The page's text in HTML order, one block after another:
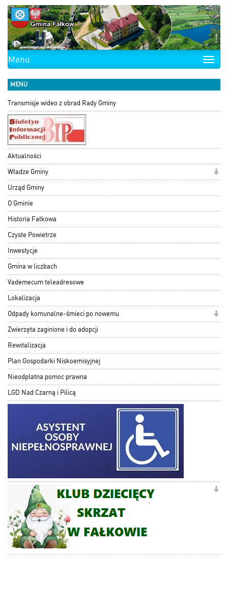
Toggle
Menu
MENU
Transmisje wideo z obrad Rady Gminy
Aktualności
Władze Gminy
Urząd Gminy
O Gminie
Historia Fałkowa
Czyste Powietrze
Inwestycje
Gmina w liczbach
Vademecum teleadresowe
Lokalizacja
Odpady komunalne-śmieci po nowemu
Zwierzęta zaginione i do adopcji
Rewitalizacja
Plan Gospodarki Niskoemisyjnej
Nieodpłatna pomoc prawna
LGD Nad Czarną i Pilicą